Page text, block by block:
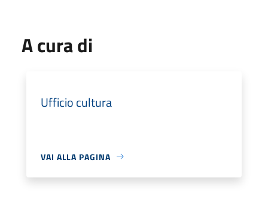
A cura di
Ufficio cultura
VAI ALLA PAGINA